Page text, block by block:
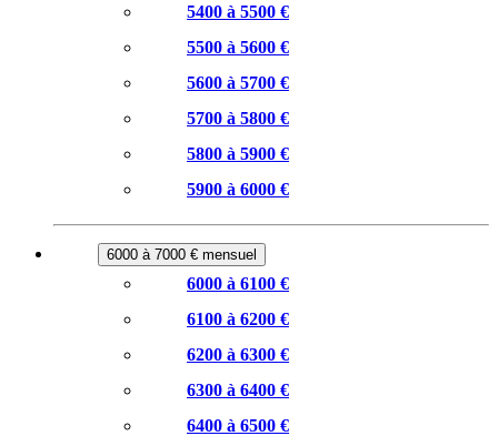
5400 à 5500 €
5500 à 5600 €
5600 à 5700 €
5700 à 5800 €
5800 à 5900 €
5900 à 6000 €
6000 à 7000 € mensuel
6000 à 6100 €
6100 à 6200 €
6200 à 6300 €
6300 à 6400 €
6400 à 6500 €